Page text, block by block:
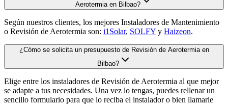
Aerotermia en Bilbao?
Según nuestros clientes, los mejores Instaladores de Mantenimiento
o Revisión de Aerotermia son: i1Solar, SOLFY y Haizeon.
¿Cómo se solicita un presupuesto de Revisión de Aerotermia en
Bilbao?
Elige entre los instaladores de Revisión de Aerotermia al que mejor
se adapte a tus necesidades. Una vez lo tengas, puedes rellenar un
sencillo formulario para que lo reciba el instalador o bien llamarle